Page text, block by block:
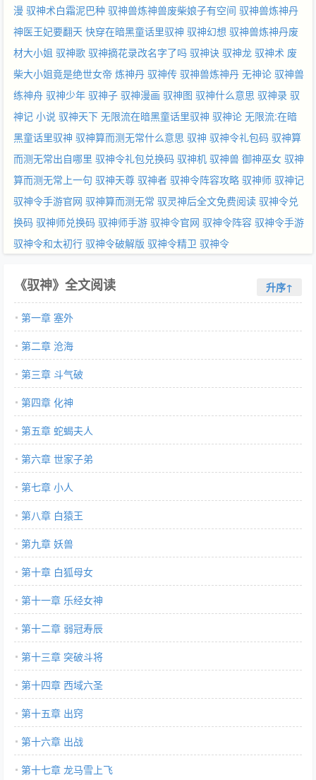
漫 驭神术白霜泥巴种 驭神兽炼神兽废柴娘子有空间 驭神兽炼神丹
神医王妃要翻天 快穿在暗黑童话里驭神 驭神幻想 驭神兽炼神丹废
材大小姐 驭神歌 驭神摘花录改名字了吗 驭神诀 驭神龙 驭神术 废
柴大小姐竟是绝世女帝 炼神丹 驭神传 驭神兽炼神丹 无神论 驭神兽
练神舟 驭神少年 驭神子 驭神漫画 驭神图 驭神什么意思 驭神录 驭
神记 小说 驭神天下 无限流在暗黑童话里驭神 驭神论 无限流:在暗
黑童话里驭神 驭神算而测无常什么意思 驭神 驭神令礼包码 驭神算
而测无常出自哪里 驭神令礼包兑换码 驭神机 驭神兽 御神巫女 驭神
算而测无常上一句 驭神天尊 驭神者 驭神令阵容攻略 驭神师 驭神记
驭神令手游官网 驭神算而测无常 驭灵神后全文免费阅读 驭神令兑
换码 驭神师兑换码 驭神师手游 驭神令官网 驭神令阵容 驭神令手游
驭神令和太初行 驭神令破解版 驭神令精卫 驭神令
《驭神》全文阅读 升序↑
第一章 塞外
第二章 沧海
第三章 斗气破
第四章 化神
第五章 蛇蝎夫人
第六章 世家子弟
第七章 小人
第八章 白猿王
第九章 妖兽
第十章 白狐母女
第十一章 乐经女神
第十二章 弱冠寿辰
第十三章 突破斗将
第十四章 西域六圣
第十五章 出窍
第十六章 出战
第十七章 龙马雪上飞